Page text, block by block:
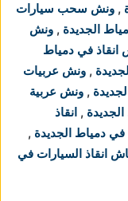
, ونش سحب سيارات
الجديدة , ونش
انقاذ في دمياط
, ونش عربيات
, ونش عربية
, انقاذ
في دمياط الجديدة ,
انقاذ السيارات في